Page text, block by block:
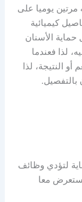
يوميا على
كيميائية
الأسنان
لذا فعندما
النتيجة، لذا
لتؤدي وظائف
معا